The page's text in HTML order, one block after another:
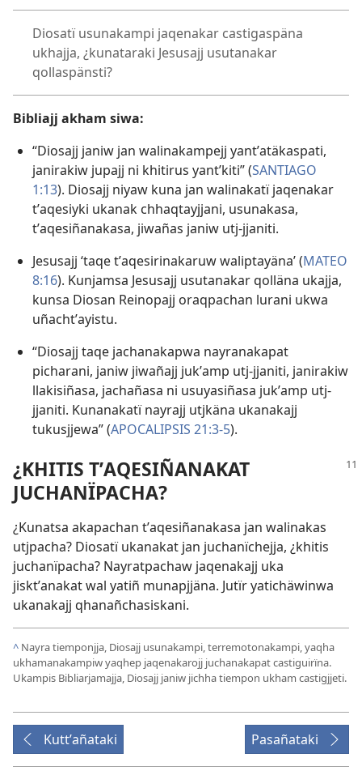
Diosatï usunakampi jaqenakar castigaspäna
ukhajja, ¿kunataraki Jesusajj usutanakar
qollaspänsti?
Bibliajj akham siwa:
“Diosajj janiw jan walinakampejj yantʼatäkaspati,
janirakiw jupajj ni khitirus yantʼkiti” (SANTIAGO
1:13). Diosajj niyaw kuna jan walinakatï jaqenakar
tʼaqesiyki ukanak chhaqtayjjani, usunakasa,
tʼaqesiñanakasa, jiwañas janiw utj-jjaniti.
Jesusajj ‘taqe tʼaqesirinakaruw waliptayäna’ (MATEO
8:16). Kunjamsa Jesusajj usutanakar qolläna ukajja,
kunsa Diosan Reinopajj oraqpachan lurani ukwa
uñachtʼayistu.
“Diosajj taqe jachanakapwa nayranakapat
picharani, janiw jiwañajj jukʼamp utj-jjaniti, janirakiw
llakisiñasa, jachañasa ni usuyasiñasa jukʼamp utj-
jjaniti. Kunanakatï nayrajj utjkäna ukanakajj
tukusjjewa” (APOCALIPSIS 21:3-5).
¿KHITIS TʼAQESIÑANAKAT
JUCHANÏPACHA?
¿Kunatsa akapachan tʼaqesiñanakasa jan walinakas
utjpacha? Diosatï ukanakat jan juchanïchejja, ¿khitis
juchanïpacha? Nayratpachaw jaqenakajj uka
jisktʼanakat wal yatiñ munapjjäna. Jutïr yatichäwinwa
ukanakajj qhanañchasiskani.
^ Nayra tiemponjja, Diosajj usunakampi, terremotonakampi, yaqha
ukhamanakampiw yaqhep jaqenakarojj juchanakapat castiguirïna.
Ukampis Bibliarjamajja, Diosajj janiw jichha tiempon ukham castigjjeti.
Kuttʼañataki Pasañataki